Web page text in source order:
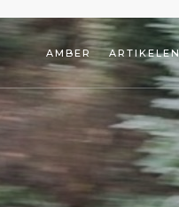
AMBER